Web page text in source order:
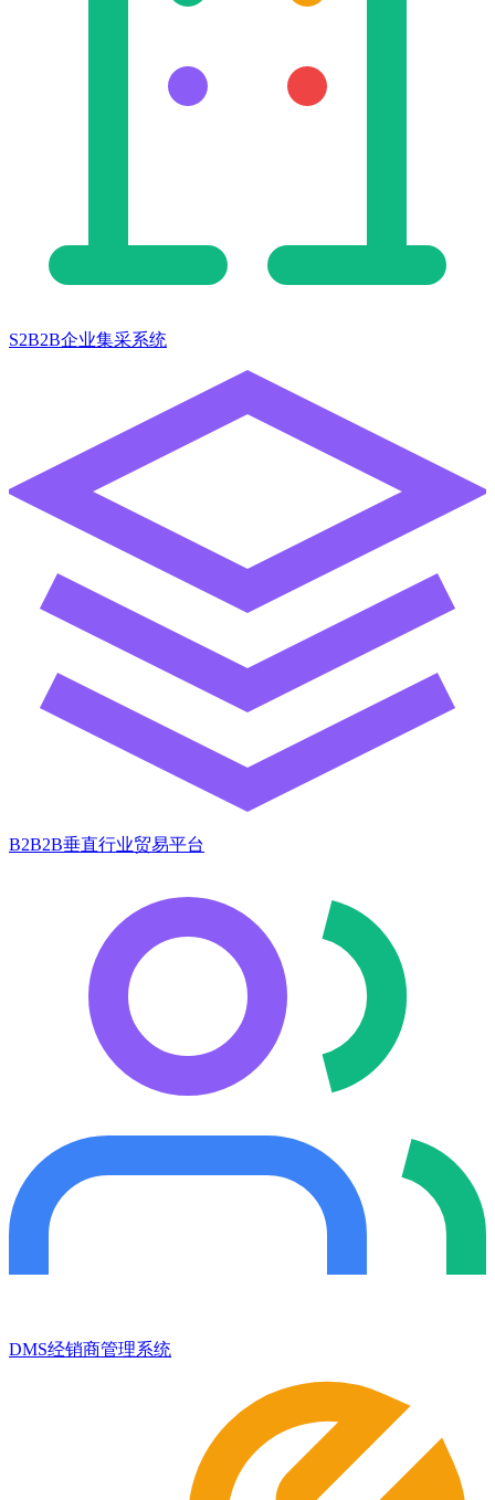
S2B2B企业集采系统
B2B2B垂直行业贸易平台
DMS经销商管理系统